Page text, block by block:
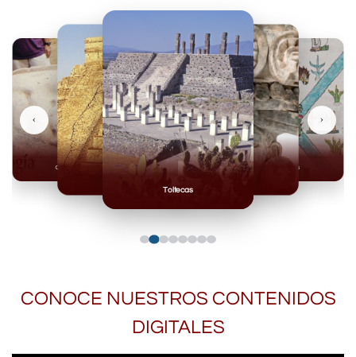
Toltecas
Mexicas
Olmecas
‹ ›
CONOCE NUESTROS CONTENIDOS
DIGITALES